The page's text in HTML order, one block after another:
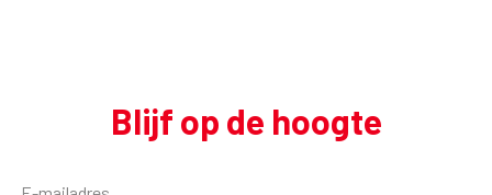
Blijf op de hoogte